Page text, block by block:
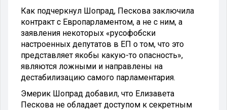
Как подчеркнул Шопрад, Пескова заключила
контракт с Европарламентом, а не с ним, а
заявления некоторых «русофобски
настроенных депутатов в ЕП о том, что это
представляет якобы какую-то опасность»,
являются ложными и направлены на
дестабилизацию самого парламентария.
Эмерик Шопрад добавил, что Елизавета
Пескова не обладает доступом к секретным